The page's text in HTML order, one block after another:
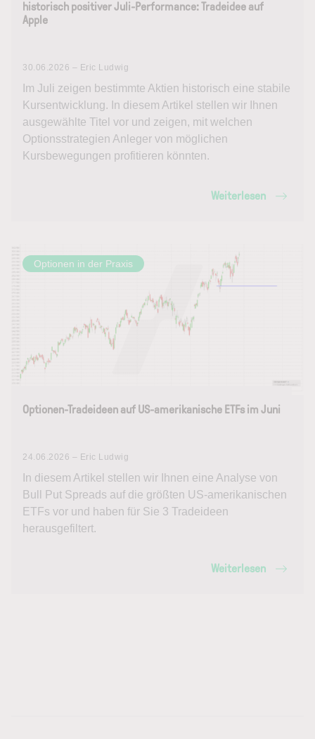
historisch positiver Juli-Performance: Tradeidee auf
Apple
30.06.2026 – Eric Ludwig
Im Juli zeigen bestimmte Aktien historisch eine stabile
Kursentwicklung. In diesem Artikel stellen wir Ihnen
ausgewählte Titel vor und zeigen, mit welchen
Optionsstrategien Anleger von möglichen
Kursbewegungen profitieren könnten.
Weiterlesen
Optionen in der Praxis
Optionen-Tradeideen auf US-amerikanische ETFs im Juni
24.06.2026 – Eric Ludwig
In diesem Artikel stellen wir Ihnen eine Analyse von
Bull Put Spreads auf die größten US-amerikanischen
ETFs vor und haben für Sie 3 Tradeideen
herausgefiltert.
Weiterlesen